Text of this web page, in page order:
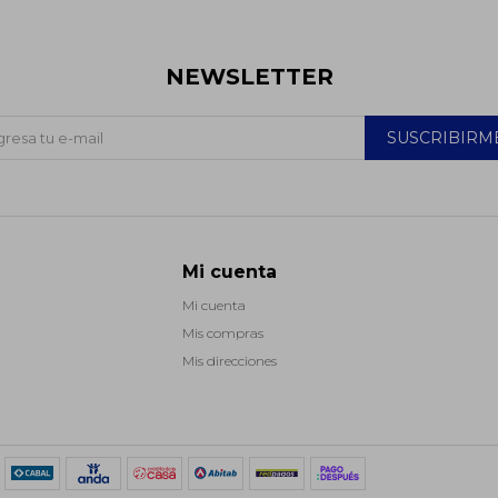
Mi cuenta
Mi cuenta
Mis compras
Mis direcciones
NEWSLETTER